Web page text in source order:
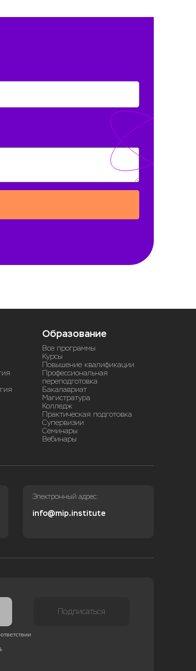
Образование
Все программы
Курсы
Повышение квалификации
Профессиональная
переподготовка
Бакалавриат
Магистратура
Колледж
Практическая подготовка
Супервизии
Семинары
Вебинары
Электронный адрес:
info@mip.institute
Подписаться